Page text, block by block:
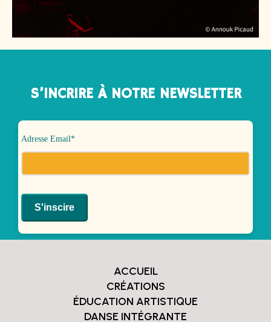
S’INCRIRE À NOTRE NEWSLETTER
Adresse Email*
ACCUEIL
CRÉATIONS
ÉDUCATION ARTISTIQUE
DANSE INTÉGRANTE